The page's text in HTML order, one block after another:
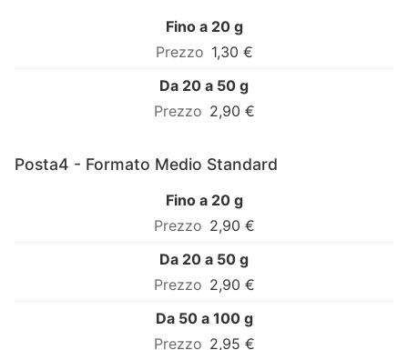
Fino a 20 g
1,30 €
Da 20 a 50 g
2,90 €
Posta4 - Formato Medio Standard
Fino a 20 g
2,90 €
Da 20 a 50 g
2,90 €
Da 50 a 100 g
2,95 €